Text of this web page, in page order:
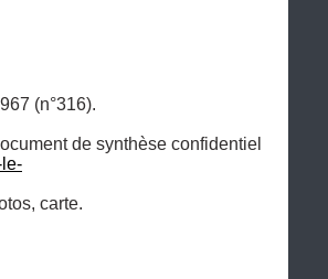
(n°316).
de synthèse confidentiel
carte.